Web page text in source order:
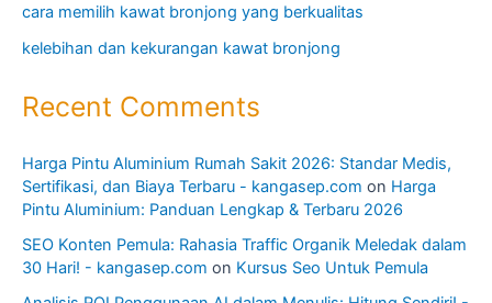
cara memilih kawat bronjong yang berkualitas
kelebihan dan kekurangan kawat bronjong
Recent Comments
Harga Pintu Aluminium Rumah Sakit 2026: Standar Medis,
Sertifikasi, dan Biaya Terbaru - kangasep.com on Harga
Pintu Aluminium: Panduan Lengkap & Terbaru 2026
SEO Konten Pemula: Rahasia Traffic Organik Meledak dalam
30 Hari! - kangasep.com on Kursus Seo Untuk Pemula